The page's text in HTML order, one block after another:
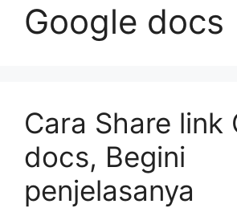
Google docs
Cara Share link
docs, Begini
penjelasanya